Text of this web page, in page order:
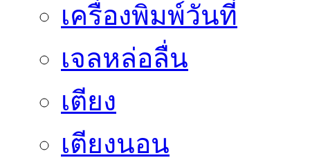
เครื่องพิมพ์วันที่
เจลหล่อลื่น
เตียง
เตียงนอน